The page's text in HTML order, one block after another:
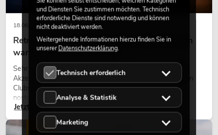
18.06.2026
Retro-Licht im modernen Lichtdesign: Warum
warmes Licht wieder wirkt
Sehr warmes Licht, sichtbare Leuchtflächen und farbige
Akzente prägen viele aktuelle Lichtdesigns auf Bühnen, in
Clubs und bei Events. Retro-Licht ist dabei kein rein
nostalgischer Effekt, sondern ein bewusst eingesetztes
Gestaltungsmittel: Es schafft Atmosphäre, gibt Szenen
Charakter und kann technische LED-Setups emotionaler
wirken lassen.
Jetzt lesen
LICHT
und Diensten Sie zustimmen möchten. Technisch
erforderliche Dienste sind notwendig und können
nicht deaktiviert werden.
Weitergehende Informationen hierzu finden Sie in
unsererDatenschutzerklärung.
Technisch erforderlich
Analyse & Statistik
Marketing